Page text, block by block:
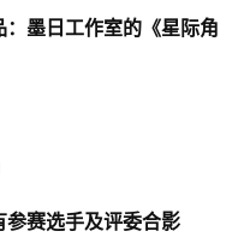
墨日工作室的《星际角
参赛选手及评委合影